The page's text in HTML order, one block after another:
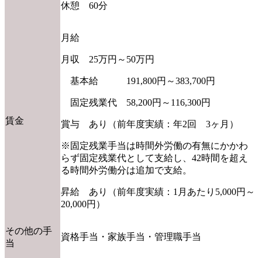
休憩 60分
賃金
月給
月収 25万円～50万円
基本給 191,800円～383,700円
固定残業代 58,200円～116,300円
賞与 あり（前年度実績：年2回 3ヶ月）
※固定残業手当は時間外労働の有無にかかわ
らず固定残業代として支給し、42時間を超え
る時間外労働分は追加で支給。
昇給 あり（前年度実績：1月あたり5,000円～
20,000円）
その他の手
当
資格手当・家族手当・管理職手当